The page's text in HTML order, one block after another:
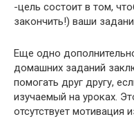
-цель состоит в том,
закончить!) ваши
Еще одно
домашних заданий
помогать друг другу,
изучаемый на уроках.
отсутствует мотивация